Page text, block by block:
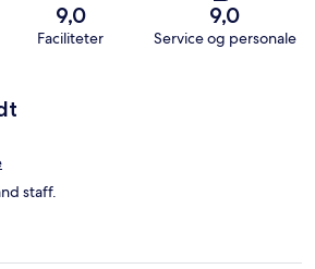
9,0
Faciliteter
9,0
Service og personale
staff.